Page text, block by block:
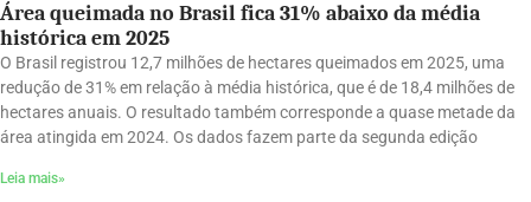
Área queimada no Brasil fica 31% abaixo da média
histórica em 2025
O Brasil registrou 12,7 milhões de hectares queimados em 2025, uma
redução de 31% em relação à média histórica, que é de 18,4 milhões de
hectares anuais. O resultado também corresponde a quase metade da
área atingida em 2024. Os dados fazem parte da segunda edição
Leia mais»